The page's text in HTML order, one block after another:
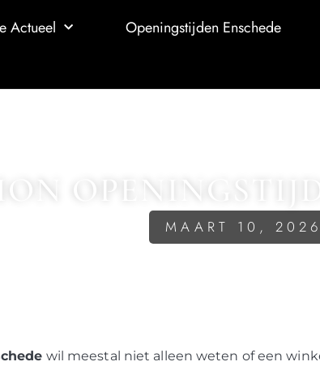
Actueel Openingstijden Enschede
MAART 10, 2026
wil meestal niet alleen weten of een